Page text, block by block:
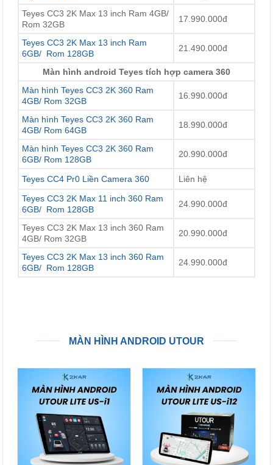
Teyes CC3 2K Max 13 inch Ram 4GB/
Rom 32GB
17.990.000đ
Teyes CC3 2K Max 13 inch Ram
6GB/ Rom 128GB
21.490.000đ
Màn hình android Teyes tích hợp camera 360
Màn hình Teyes CC3 2K 360 Ram
4GB/ Rom 32GB
16.990.000đ
Màn hình Teyes CC3 2K 360 Ram
4GB/ Rom 64GB
18.990.000đ
Màn hình Teyes CC3 2K 360 Ram
6GB/ Rom 128GB
20.990.000đ
Teyes CC4 Pr0 Liền Camera 360
Liên hệ
Teyes CC3 2K Max 11 inch 360 Ram
6GB/ Rom 128GB
24.990.000đ
Teyes CC3 2K Max 13 inch 360 Ram
4GB/ Rom 32GB
20.990.000đ
Teyes CC3 2K Max 13 inch 360 Ram
6GB/ Rom 128GB
24.990.000đ
MÀN HÌNH ANDROID UTOUR